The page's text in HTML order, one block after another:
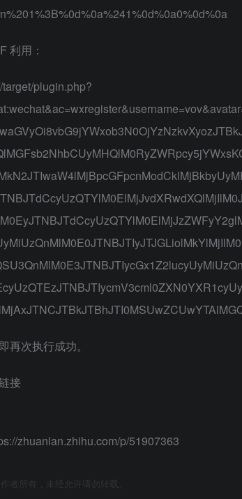
利用：
target/plugin.php?
再次执行成功。
接
zhuanlan.zhihu.com/p/51907363
者所有，未经允许请勿转载。